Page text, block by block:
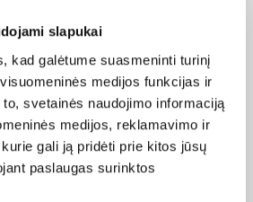
slapukai
kad galėtume suasmeninti turinį
medijos funkcijas ir
svetainės naudojimo informaciją
medijos, reklamavimo ir
gali ją pridėti prie kitos jūsų
paslaugas surinktos
gavau tai, ko ir tikėjausi. Pristatymas per visą
nei bet kur kitur.